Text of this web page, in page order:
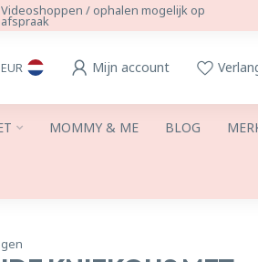
Videoshoppen / ophalen mogelijk op
afspraak
EUR Mijn account
MOMMY & ME BLOG